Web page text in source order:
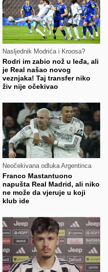
Nasljednik Modrića i Kroosa?
Rodri im zabio nož u leđa, ali
je Real našao novog
veznjaka! Taj transfer niko
živ nije očekivao
Neočekivana odluka Argentinca
Franco Mastantuono
napušta Real Madrid, ali niko
ne može da vjeruje u koji
klub ide